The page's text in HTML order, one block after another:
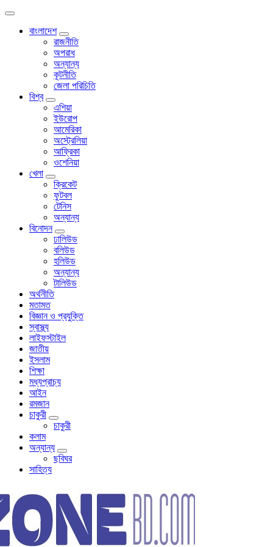
বাংলাদেশ
রাজনীতি
অপরাধ
অন্যান্য
কূটনীতি
জেলা পরিচিতি
বিশ্ব
এশিয়া
ইউরোপ
আমেরিকা
অস্ট্রেলিয়া
আফ্রিকা
ওশেনিয়া
খেলা
ক্রিকেট
ফুটবল
টেনিস
অন্যান্য
বিনোদন
ঢালিউড
বলিউড
হলিউড
অন্যান্য
টালিউড
অর্থনীতি
মতামত
বিজ্ঞান ও প্রযুক্তি
স্বাস্থ্য
লাইফস্টাইল
জাতীয়
ইসলাম
শিক্ষা
মধ্যপ্রাচ্য
আইন
রমজান
চাকুরী
চাকুরী
কলাম
অন্যান্য
ছবিঘর
সাহিত্য